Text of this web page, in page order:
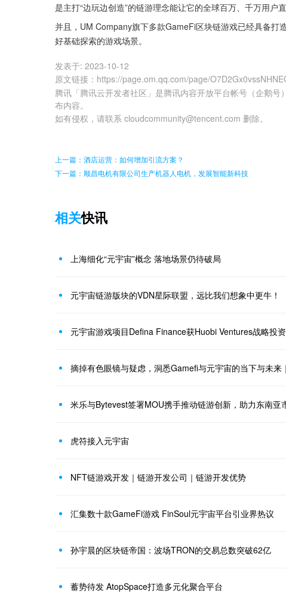
是主打“边玩边创造”的链游理念能让它的全球百万、千万用户
并且，UM Company旗下多款GameFi区块链游戏已经具备打
好基础探索的游戏场景。
发表于: 2023-10-12
原文链接 ： https://page.om.qq.com/page/
腾讯「腾讯云开发者社区」是腾讯内容开放平台帐号（企鹅号
布内容。
如有侵权，请联系 cloudcommunity@tencent.com 删除。
上一篇：酒店运营：如何增加引流方案？
下一篇：顺昌电机有限公司生产机器人电机，发展智能新科技
相关快讯
上海细化“元宇宙”概念 落地场景仍待破局
元宇宙链游版块的VDN星际联盟，远比我们想象中更牛！
元宇宙游戏项目Defina Finance获Huobi Ventures战略投资
摘掉有色眼镜与疑虑，洞悉Gamefi与元宇宙的当下与未来
米乐与Bytevest签署MOU携手推动链游创新，助力东南亚
虎符接入元宇宙
NFT链游戏开发｜链游开发公司｜链游开发优势
汇集数十款GameFi游戏 FinSoul元宇宙平台引业界热议
孙宇晨的区块链帝国：波场TRON的交易总数突破62亿
蓄势待发 AtopSpace打造多元化聚合平台